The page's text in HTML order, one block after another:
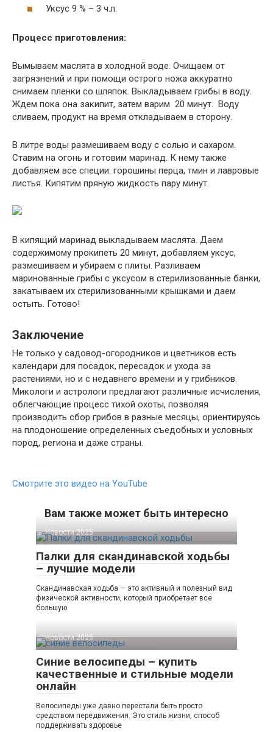
Уксус 9 % – 3 ч.л.
Процесс приготовления:
Вымываем маслята в холодной воде. Очищаем от
загрязнений и при помощи острого ножа аккуратно
снимаем пленки со шляпок. Выкладываем грибы в воду.
Ждем пока она закипит, затем варим 20 минут. Воду
сливаем, продукт на время откладываем в сторону.
В литре воды размешиваем воду с солью и сахаром.
Ставим на огонь и готовим маринад. К нему также
добавляем все специи: горошины перца, тмин и лавровые
листья. Кипятим пряную жидкость пару минут.
В кипящий маринад выкладываем маслята. Даем
содержимому прокипеть 20 минут, добавляем уксус,
размешиваем и убираем с плиты. Разливаем
маринованные грибы с уксусом в стерилизованные банки,
закатываем их стерилизованными крышками и даем
остыть. Готово!
Заключение
Не только у садовод-огородников и цветников есть
календари для посадок, пересадок и ухода за
растениями, но и с недавнего времени и у грибников.
Микологи и астрологи предлагают различные исчисления,
облегчающие процесс тихой охоты, позволяя
производить сбор грибов в разные месяцы, ориентируясь
на плодоношение определенных съедобных и условных
пород, региона и даже страны.
Смотрите это видео на YouTube
Вам также может быть интересно
Новости 2025
Палки для скандинавской ходьбы
– лучшие модели
Скандинавская ходьба — это активный и полезный вид
физической активности, который приобретает все
большую
Новости 2025
Синие велосипеды – купить
качественные и стильные модели
онлайн
Велосипеды уже давно перестали быть просто
средством передвижения. Это стиль жизни, способ
поддерживать здоровье